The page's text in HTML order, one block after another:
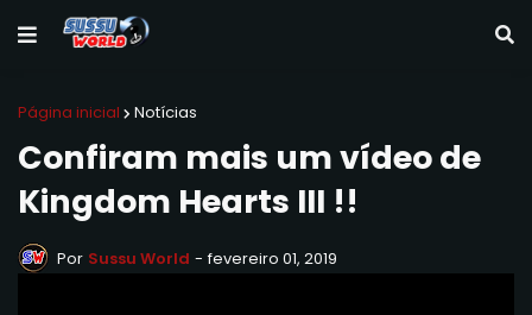
Página inicial Notícias
Confiram mais um vídeo de
Kingdom Hearts III !!
Por Sussu World - fevereiro 01, 2019